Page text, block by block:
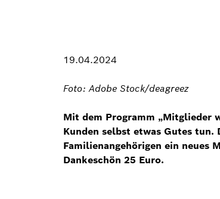
19.04.2024
Foto: Adobe Stock/deagreez
Mit dem Programm „Mitglieder
Kunden selbst etwas Gutes tun.
Familienangehörigen ein neues
Dankeschön 25 Euro.